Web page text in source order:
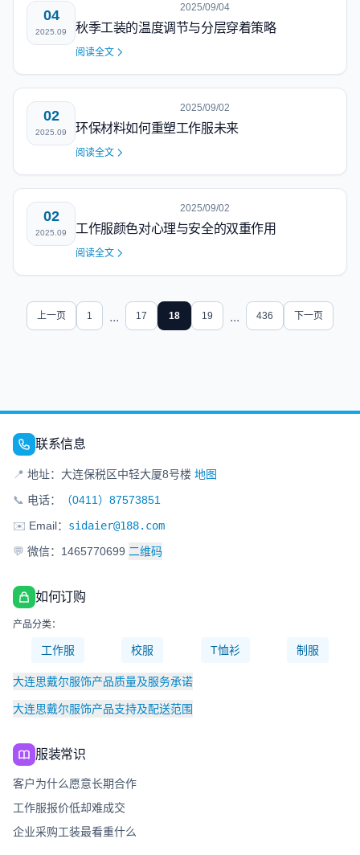
04
2025.09
2025/09/04
秋季工装的温度调节与分层穿着策略
阅读全文
02
2025.09
2025/09/02
环保材料如何重塑工作服未来
阅读全文
02
2025.09
2025/09/02
工作服颜色对心理与安全的双重作用
阅读全文
上一页 1 ... 17 18 19 ... 436 下一页
联系信息
📍 地址：大连保税区中轻大厦8号楼 地图
📞 电话：
（0411）87573851
✉️ Email： sidaier@188.com
💬 微信：1465770699 二维码
如何订购
产品分类：
工作服 校服 T恤衫 制服
大连思戴尔服饰产品质量及服务承诺
大连思戴尔服饰产品支持及配送范围
服装常识
客户为什么愿意长期合作
工作服报价低却难成交
企业采购工装最看重什么